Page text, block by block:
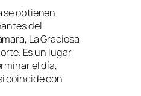
se obtienen
del
La Graciosa
Es un lugar
el día,
coincide con